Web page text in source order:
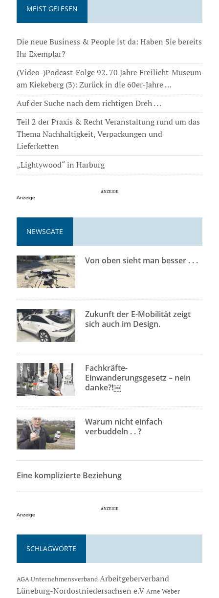
MEIST GELESEN
Die neue Business & People ist da: Haben Sie bereits
Ihr Exemplar?
(Video-)Podcast-Folge 92. 70 Jahre Freilicht-Museum
am Kiekeberg (3): Zurück in die 60er-Jahre …
Auf der Suche nach dem richtigen Dreh . . .
Teil 2 der Praxis & Recht Veranstaltung rund um das
Thema Nachhaltigkeit, Verpackungen und
Lieferketten
„Lightywood“ in Harburg
Anzeige
NEWSGATE
Von oben sieht man besser . . .
Zukunft der E-Mobilität zeigt
sich auch im Design.
Fachkräfte-
Einwanderungsgesetz – nein
danke?!￼
Warum nicht einfach
verbuddeln . . ?
Eine komplizierte Beziehung
Anzeige
SCHLAGWORTE
AGA Unternehmensverband Arbeitgeberverband
Lüneburg-Nordostniedersachsen e.V Arne Weber